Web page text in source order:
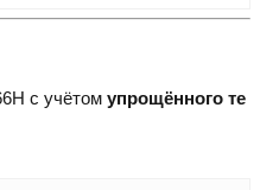
с учётом упрощённого те